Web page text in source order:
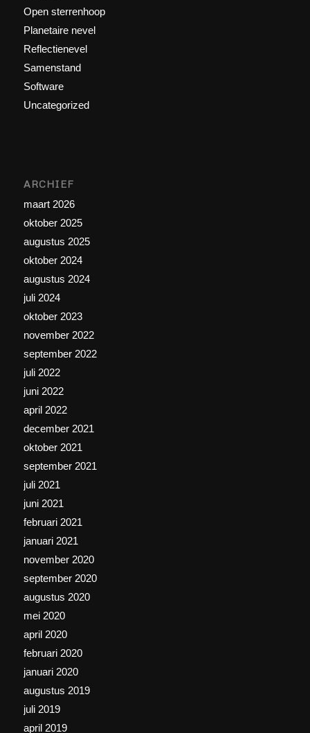
Open sterrenhoop
Planetaire nevel
Reflectienevel
Samenstand
Software
Uncategorized
ARCHIEF
maart 2026
oktober 2025
augustus 2025
oktober 2024
augustus 2024
juli 2024
oktober 2023
november 2022
september 2022
juli 2022
juni 2022
april 2022
december 2021
oktober 2021
september 2021
juli 2021
juni 2021
februari 2021
januari 2021
november 2020
september 2020
augustus 2020
mei 2020
april 2020
februari 2020
januari 2020
augustus 2019
juli 2019
april 2019